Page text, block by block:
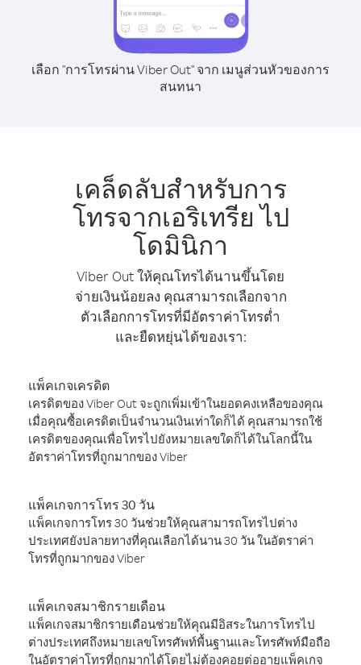
เลือก "การโทรผ่าน Viber Out" จาก เมนูส่วนหัวของการ
สนทนา
เคล็ดลับสำหรับการ
โทรจากเอริเทรีย ไป
โดมินิกา
Viber Out ให้คุณโทรได้นานขึ้นโดย
จ่ายเงินน้อยลง คุณสามารถเลือกจาก
ตัวเลือกการโทรที่มีอัตราค่าโทรต่ำ
และยืดหยุ่นได้ของเรา:
แพ็คเกจเครดิต
เครดิตของ Viber Out จะถูกเพิ่มเข้าในยอดคงเหลือของคุณ
เมื่อคุณซื้อเครดิตเป็นจำนวนเงินเท่าใดก็ได้ คุณสามารถใช้
เครดิตของคุณเพื่อโทรไปยังหมายเลขใดก็ได้ในโลกนี้ใน
อัตราค่าโทรที่ถูกมากของ Viber
แพ็คเกจการโทร 30 วัน
แพ็คเกจการโทร 30 วันช่วยให้คุณสามารถโทรไปต่าง
ประเทศยังปลายทางที่คุณเลือกได้นาน 30 วัน ในอัตราค่า
โทรที่ถูกมากของ Viber
แพ็คเกจสมาชิกรายเดือน
แพ็คเกจสมาชิกรายเดือนช่วยให้คุณมีอิสระในการโทรไป
ต่างประเทศถึงหมายเลขโทรศัพท์พื้นฐานและโทรศัพท์มือถือ
ในอัตราค่าโทรที่ถูกมากได้โดยไม่ต้องคอยต่ออายุแพ็คเกจ